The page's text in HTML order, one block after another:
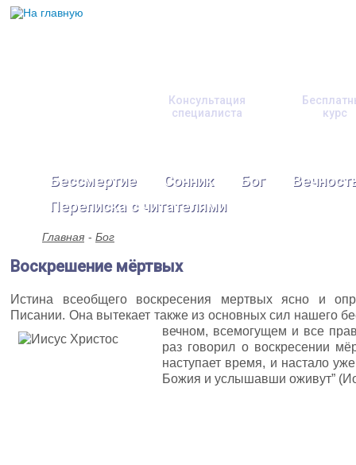
Консультация
специалиста
курс
Бессмертие Сонник Бог
Переписка с читателями
Главная Бог
Воскрешение мёртвых
Истина всеобщего воскресения мертвых ясно и
Писании. Она вытекает также из основных сил нашего
вечном, всемогущем и все
раз говорил о воскресении
наступает время, и настало
Божия и услышавши оживут”